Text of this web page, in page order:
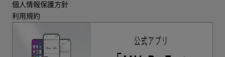
個人情報保護方針
利用規約